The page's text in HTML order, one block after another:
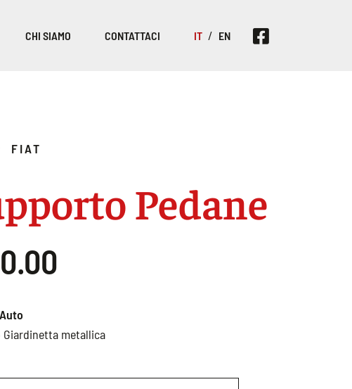
CHI SIAMO CONTATTACI IT EN
FIAT
Pedane
Giardinetta metallica